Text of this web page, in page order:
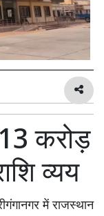
करोड़
व्यय
में राजस्थान